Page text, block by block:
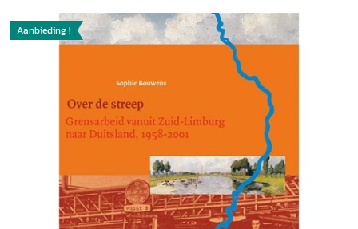
Aanbieding !